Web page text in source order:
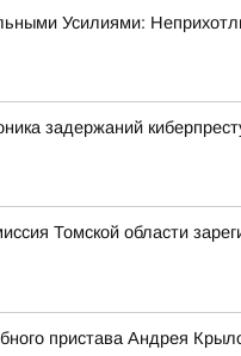
Усилиями:
задержаний
Томской области
пристава Андрея